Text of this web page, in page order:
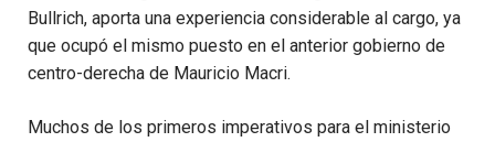
Bullrich, aporta una experiencia considerable al cargo, ya
que ocupó el mismo puesto en el anterior gobierno de
centro-derecha de Mauricio Macri.
Muchos de los primeros imperativos para el ministerio